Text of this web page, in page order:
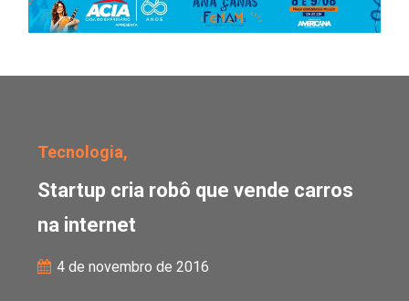
Tecnologia,
Startup cria robô que vende carros
na internet
4 de novembro de 2016